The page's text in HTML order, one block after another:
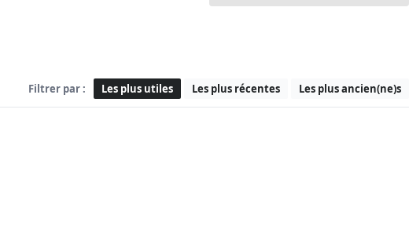
Filtrer par : Les plus utiles Les plus récentes Les plus ancien(ne)s